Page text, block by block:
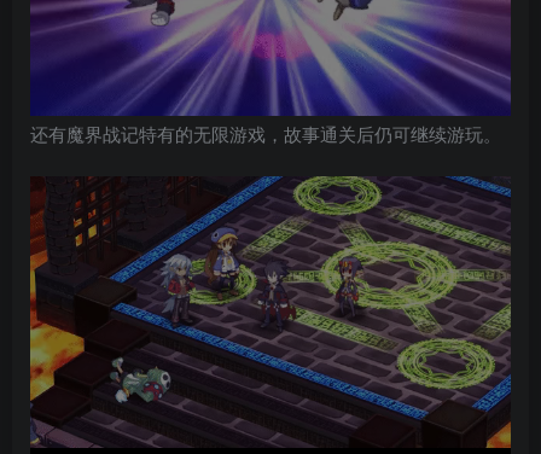
还有魔界战记特有的无限游戏，故事通关后仍可继续游玩。